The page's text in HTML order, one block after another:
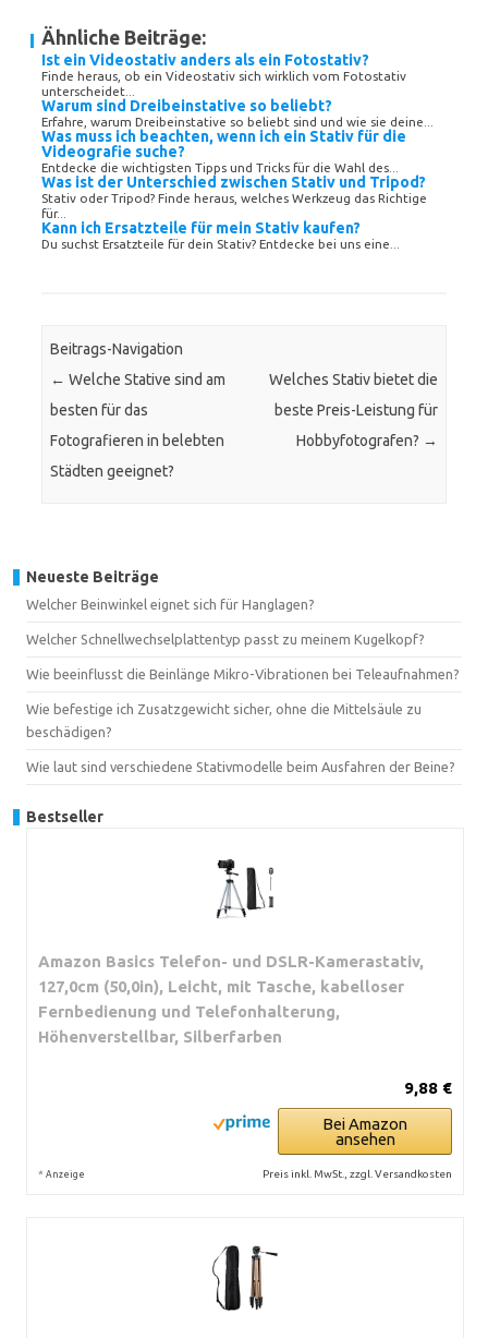
Ähnliche Beiträge:
Ist ein Videostativ anders als ein Fotostativ?
Finde heraus, ob ein Videostativ sich wirklich vom Fotostativ
unterscheidet...
Warum sind Dreibeinstative so beliebt?
Erfahre, warum Dreibeinstative so beliebt sind und wie sie deine...
Was muss ich beachten, wenn ich ein Stativ für die
Videografie suche?
Entdecke die wichtigsten Tipps und Tricks für die Wahl des...
Was ist der Unterschied zwischen Stativ und Tripod?
Stativ oder Tripod? Finde heraus, welches Werkzeug das Richtige
für...
Kann ich Ersatzteile für mein Stativ kaufen?
Du suchst Ersatzteile für dein Stativ? Entdecke bei uns eine...
Beitrags-Navigation
← Welche Stative sind am
besten für das
Fotografieren in belebten
Städten geeignet?
Welches Stativ bietet die
beste Preis-Leistung für
Hobbyfotografen? →
Neueste Beiträge
Welcher Beinwinkel eignet sich für Hanglagen?
Welcher Schnellwechselplattentyp passt zu meinem Kugelkopf?
Wie beeinflusst die Beinlänge Mikro-Vibrationen bei Teleaufnahmen?
Wie befestige ich Zusatzgewicht sicher, ohne die Mittelsäule zu
beschädigen?
Wie laut sind verschiedene Stativmodelle beim Ausfahren der Beine?
Bestseller
Amazon Basics Telefon- und DSLR-Kamerastativ,
127,0cm (50,0in), Leicht, mit Tasche, kabelloser
Fernbedienung und Telefonhalterung,
Höhenverstellbar, Silberfarben
9,88 €
Bei Amazon
ansehen
* Anzeige Preis inkl. MwSt., zzgl. Versandkosten